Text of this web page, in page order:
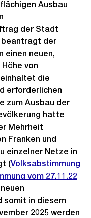
Ausbau
der Stadt
beantragt der
neuen,
von
die
erforderlichen
zum Ausbau der
hatte
Mehrheit
Franken und
einzelner Netze in
(Externer
Link:
Volksabstimmung
vom 27.11.22
somit in diesem
2025 werden